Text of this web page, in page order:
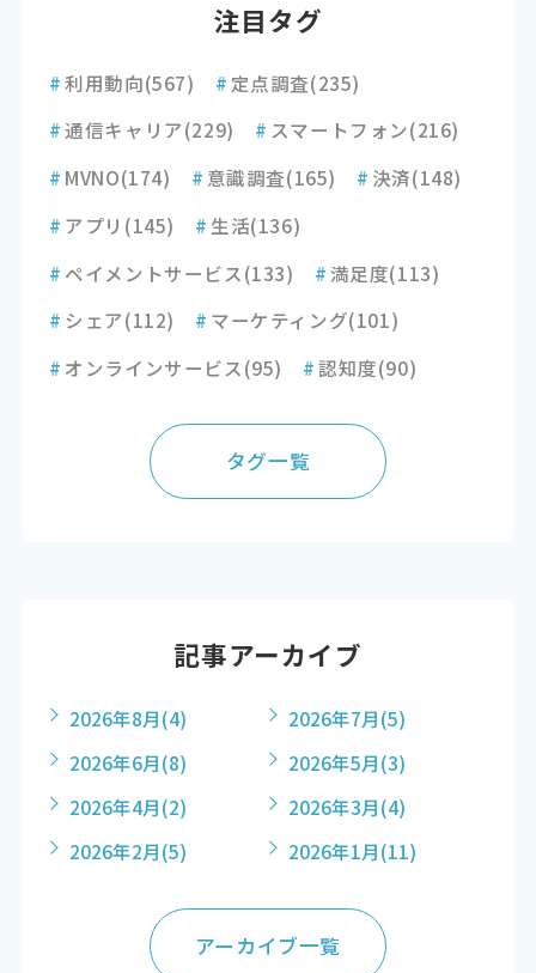
注目タグ
#利用動向(567) # 定点調査(235)
#通信キャリア(229) # スマートフォン(216)
# MVNO(174) # 意識調査(165) # 決済(148)
# アプリ (145) # 生活(136)
# ペイメントサービス(133) #満足度(113)
# シェア(112) # マーケティング(101)
# オンラインサービス(95) #認知度(90)
タグ一覧
記事アーカイブ
2026年8月(4) 2026年7月(5)
2026年6月(8) 2026年5月(3)
2026年4月(2) 2026年3月(4)
2026年2月(5) 2026年1月(11)
アーカイブ一覧